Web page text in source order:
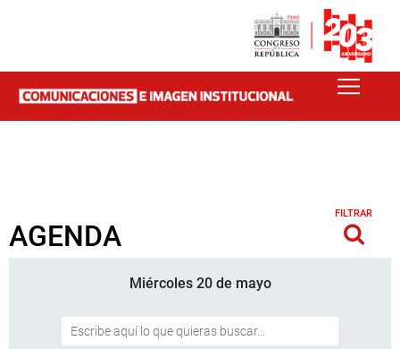
AGENDA
FILTRAR
Miércoles 20 de mayo